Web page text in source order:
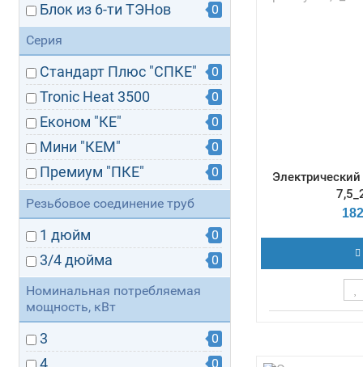
Блок из 6-ти ТЭНов 0
Серия
Cтандарт Плюс "СПКЕ" 0
Tronic Heat 3500 0
Економ "КЕ" 0
Мини "КЕМ" 0
Премиум "ПКЕ" 0
Стандарт "СКЕ"
Резьбовое соединение труб
1 дюйм 0
3/4 дюйма 0
Номинальная потребляемая
мощность, кВт
3 0
4 0